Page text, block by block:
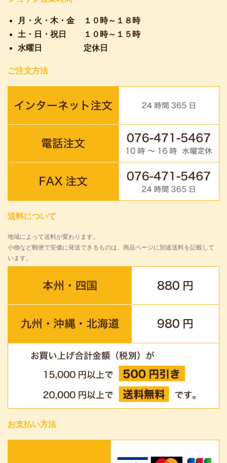
月・火・木・金
１０時～１８時
土・日・祝日
１０時～１５時
水曜日
定休日
ご注文方法
送料について
地域によって送料が変わります。
小物など郵便で安価に発送できるものは、商品ページに別途送料を記載して
います。
お支払い方法